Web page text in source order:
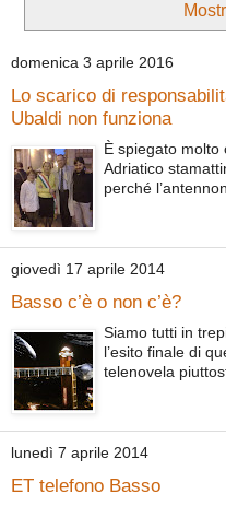
domenica 3 aprile 2016
Lo scarico di
Ubaldi non funziona
È spiegato molto
Adriatico
perché
giovedì 17 aprile 2014
Basso c’è o non c’è?
Siamo tutti in
l’esito finale di
telenovela
lunedì 7 aprile 2014
ET telefono Basso